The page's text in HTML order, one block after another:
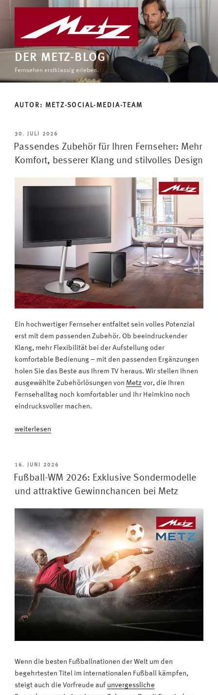
DER METZ-BLOG
Fernsehen erstklassig erleben.
AUTOR: METZ-SOCIAL-MEDIA-TEAM
VERÖFFENTLICHT
AM
30. JULI 2026
Passendes Zubehör für Ihren Fernseher: Mehr
Komfort, besserer Klang und stilvolles Design
Ein hochwertiger Fernseher entfaltet sein volles Potenzial
erst mit dem passenden Zubehör. Ob beeindruckender
Klang, mehr Flexibilität bei der Aufstellung oder
komfortable Bedienung – mit den passenden Ergänzungen
holen Sie das Beste aus Ihrem TV heraus. Wir stellen Ihnen
ausgewählte Zubehörlösungen von Metz vor, die Ihren
Fernsehalltag noch komfortabler und Ihr Heimkino noch
eindrucksvoller machen.
„Passendes
Ihren
Fernseher:
Mehr
besserer
und
Design“
weiterlesen
VERÖFFENTLICHT
AM
16. JUNI 2026
Fußball-WM 2026: Exklusive Sondermodelle
und attraktive Gewinnchancen bei Metz
Wenn die besten Fußballnationen der Welt um den
begehrtesten Titel im internationalen Fußball kämpfen,
steigt auch die Vorfreude auf unvergessliche